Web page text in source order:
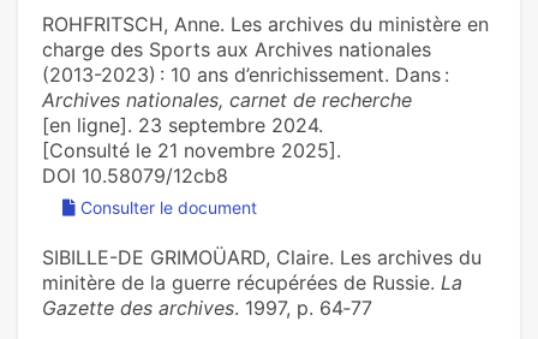
ROHFRITSCH, Anne. Les archives du ministère en
charge des Sports aux Archives nationales
(2013-2023) : 10 ans d’enrichissement. Dans :
Archives nationales, carnet de recherche
[en ligne]. 23 septembre 2024.
[Consulté le 21 novembre 2025].
DOI 10.58079/12cb8
Consulter le document
SIBILLE-DE GRIMOÜARD, Claire. Les archives du
minitère de la guerre récupérées de Russie. La
Gazette des archives. 1997, p. 64‑77